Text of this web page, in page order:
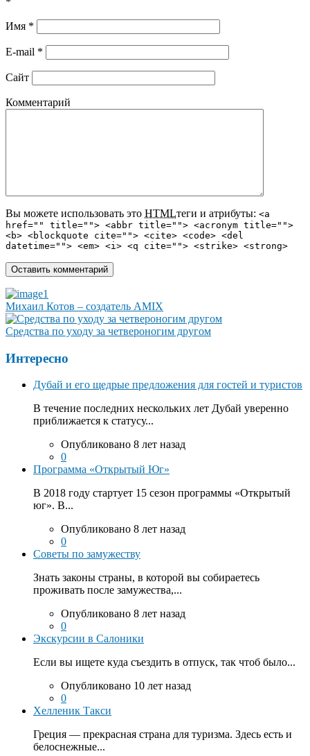
Имя *
E-mail *
Сайт
Комментарий
Вы можете использовать это HTMLтеги и атрибуты: <a
href="" title=""> <abbr title=""> <acronym title="">
<b> <blockquote cite=""> <cite> <code> <del
datetime=""> <em> <i> <q cite=""> <strike> <strong>
Михаил Котов – создатель AMIX
Средства по уходу за четвероногим другом
Интересно
Дубай и его щедрые предложения для гостей и туристов
В течение последних нескольких лет Дубай уверенно
приближается к статусу...
Опубликовано 8 лет назад
0
Программа «Открытый Юг»
В 2018 году стартует 15 сезон программы «Открытый
юг». В...
Опубликовано 8 лет назад
0
Советы по замужеству
Знать законы страны, в которой вы собираетесь
проживать после замужества,...
Опубликовано 8 лет назад
0
Экскурсии в Салоники
Если вы ищете куда съездить в отпуск, так чтоб было...
Опубликовано 10 лет назад
0
Хелленик Такси
Греция — прекрасная страна для туризма. Здесь есть и
белоснежные...